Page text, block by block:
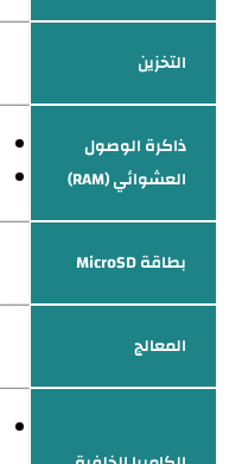
التخزين
ذاكرة الوصول
العشوائي (RAM)
بطاقة MicroSD
المعالج